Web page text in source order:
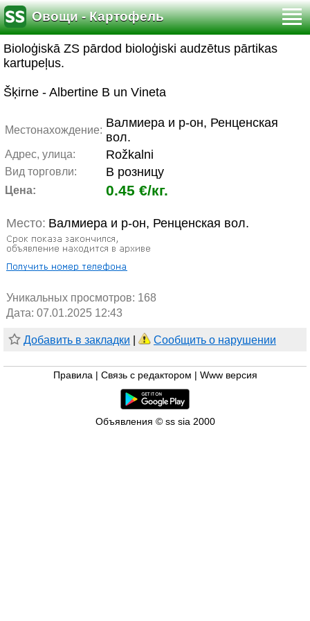
Овощи - Картофель
Bioloģiskā ZS pārdod bioloģiski audzētus pārtikas
kartupeļus.
Šķirne - Albertine B un Vineta
Местонахождение:
Валмиера и р-он, Ренценская
вол.
Адрес, улица: Rožkalni
Вид торговли: В розницу
Цена: 0.45 €/кг.
Место: Валмиера и р-он, Ренценская вол.
Уникальных просмотров: 168
Дата: 07.01.2025 12:43
Добавить в закладки Сообщить о нарушении
Правила Связь с редактором Www версия
Объявления © ss sia 2000